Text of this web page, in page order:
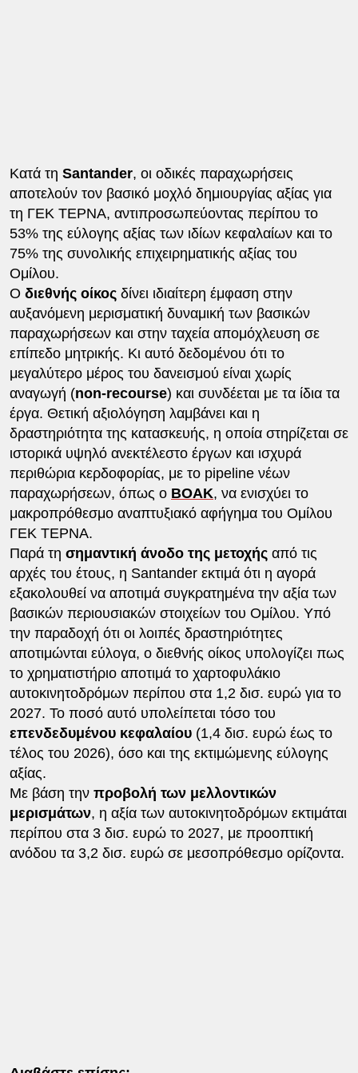
Κατά τη Santander, οι οδικές παραχωρήσεις
αποτελούν τον βασικό μοχλό δημιουργίας αξίας για
τη ΓΕΚ ΤΕΡΝΑ, αντιπροσωπεύοντας περίπου το
53% της εύλογης αξίας των ιδίων κεφαλαίων και το
75% της συνολικής επιχειρηματικής αξίας του
Ομίλου.
Ο διεθνής οίκοςδίνει ιδιαίτερη έμφαση στην
αυξανόμενη μερισματική δυναμική των βασικών
παραχωρήσεων και στην ταχεία απομόχλευση σε
επίπεδο μητρικής. Κι αυτό δεδομένου ότι το
μεγαλύτερο μέρος του δανεισμού είναι χωρίς
αναγωγή (non-recourse) και συνδέεται με τα ίδια τα
έργα. Θετική αξιολόγηση λαμβάνει και η
δραστηριότητα της κατασκευής, η οποία στηρίζεται σε
ιστορικά υψηλό ανεκτέλεστο έργων και ισχυρά
περιθώρια κερδοφορίας, με το pipeline νέων
παραχωρήσεων, όπως ο ΒΟΑΚ, να ενισχύει το
μακροπρόθεσμο αναπτυξιακό αφήγημα του Ομίλου
ΓΕΚ ΤΕΡΝΑ.
Παρά τη σημαντική άνοδο της μετοχήςαπό τις
αρχές του έτους, η Santander εκτιμά ότι η αγορά
εξακολουθεί να αποτιμά συγκρατημένα την αξία των
βασικών περιουσιακών στοιχείων του Ομίλου. Υπό
την παραδοχή ότι οι λοιπές δραστηριότητες
αποτιμώνται εύλογα, ο διεθνής οίκος υπολογίζει πως
το χρηματιστήριο αποτιμά το χαρτοφυλάκιο
αυτοκινητοδρόμων περίπου στα 1,2 δισ. ευρώ για το
2027. Το ποσό αυτό υπολείπεται τόσο του
επενδεδυμένου κεφαλαίου(1,4 δισ. ευρώ έως το
τέλος του 2026), όσο και της εκτιμώμενης εύλογης
αξίας.
Με βάση την προβολή των μελλοντικών
μερισμάτων, η αξία των αυτοκινητοδρόμων εκτιμάται
περίπου στα 3 δισ. ευρώ το 2027, με προοπτική
ανόδου τα 3,2 δισ. ευρώ σε μεσοπρόθεσμο ορίζοντα.